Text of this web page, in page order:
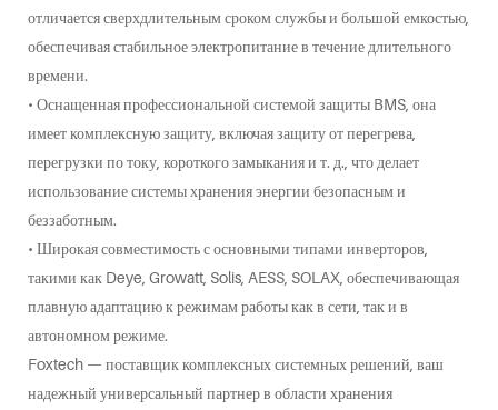
отличается сверхдлительным сроком службы и большой емкостью,
обеспечивая стабильное электропитание в течение длительного
времени.
• Оснащенная профессиональной системой защиты BMS, она
имеет комплексную защиту, включая защиту от перегрева,
перегрузки по току, короткого замыкания и т. д., что делает
использование системы хранения энергии безопасным и
беззаботным.
• Широкая совместимость с основными типами инверторов,
такими как Deye, Growatt, Solis, AESS, SOLAX, обеспечивающая
плавную адаптацию к режимам работы как в сети, так и в
автономном режиме.
Foxtech — поставщик комплексных системных решений, ваш
надежный универсальный партнер в области хранения